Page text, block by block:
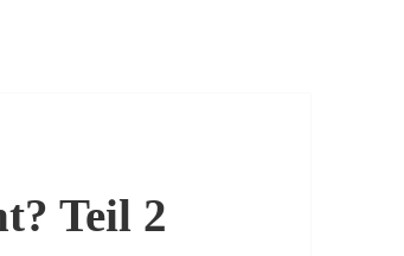
Teil 2